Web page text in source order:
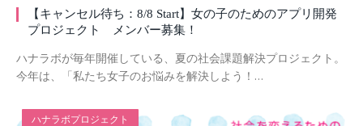
【キャンセル待ち：8/8 Start】女の子のためのアプリ開発
プロジェクト メンバー募集！
ハナラボが毎年開催している、夏の社会課題解決プロジェクト。
今年は、「私たち女子のお悩みを解決しよう！…
ハナラボプロジェクト